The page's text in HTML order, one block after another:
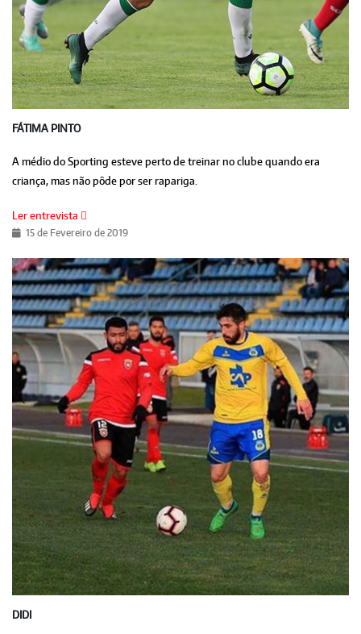
FÁTIMA PINTO
A médio do Sporting esteve perto de treinar no clube quando era
criança, mas não pôde por ser rapariga.
Ler entrevista
15 de Fevereiro de 2019
DIDI